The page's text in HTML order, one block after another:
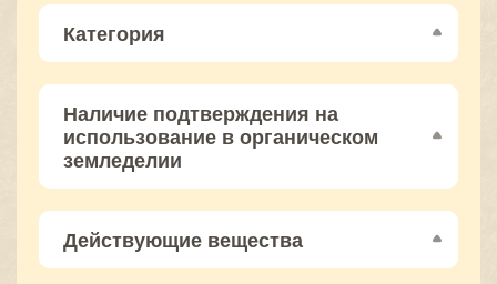
Категория
Наличие подтверждения на
использование в органическом
земледелии
Действующие вещества